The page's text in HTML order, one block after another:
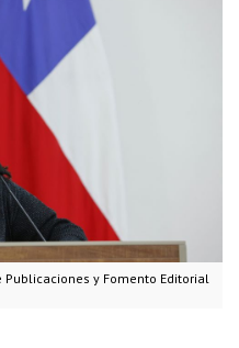
y Fomento Editorial